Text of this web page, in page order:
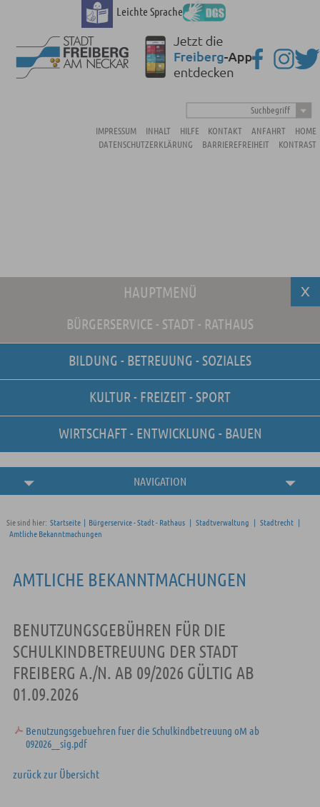
Leichte Sprache
Suchbegriff
IMPRESSUM
INHALT HILFE KONTAKT ANFAHRT
HOME
DATENSCHUTZERKLÄRUNG
BARRIEREFREIHEIT KONTRAST
HAUPTMENÜ
BÜRGERSERVICE - STADT - RATHAUS
BILDUNG - BETREUUNG - SOZIALES
KULTUR - FREIZEIT - SPORT
WIRTSCHAFT - ENTWICKLUNG - BAUEN
Unsere Stellenangebote
Online-Terminvereinbarung
Amtliche
Bekanntmachungen
NAVIGATION
Sie sind hier: Startseite | Bürgerservice - Stadt - Rathaus | Stadtverwaltung | Stadtrecht |
Amtliche Bekanntmachungen
AMTLICHE BEKANNTMACHUNGEN
BENUTZUNGSGEBÜHREN FÜR DIE
SCHULKINDBETREUUNG DER STADT
FREIBERG A./N. AB 09/2026 GÜLTIG AB
01.09.2026
Benutzungsgebuehren fuer die Schulkindbetreuung oM ab
092026__sig.pdf
zurück zur Übersicht